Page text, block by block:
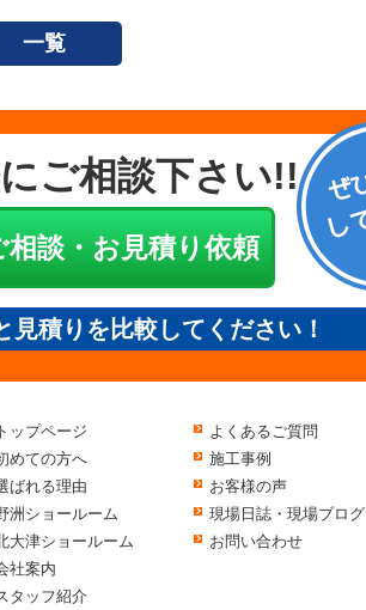
一覧
ご相談下さい!!
相談・お見積り依頼
積りを比較してください！
トップページ
めての方へ
ばれる理由
洲ショールーム
大津ショールーム
社案内
タッフ紹介
よくあるご質問
施工事例
お客様の声
現場日誌・現場ブログ
お問い合わせ